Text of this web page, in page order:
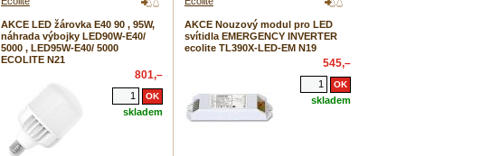
AKCE LED žárovka E40 90 , 95W,
náhrada výbojky LED90W-E40/
5000 , LED95W-E40/ 5000
ECOLITE N21
801,–
skladem
AKCE Nouzový modul pro LED
svítidla EMERGENCY INVERTER
ecolite TL390X-LED-EM N19
545,–
skladem